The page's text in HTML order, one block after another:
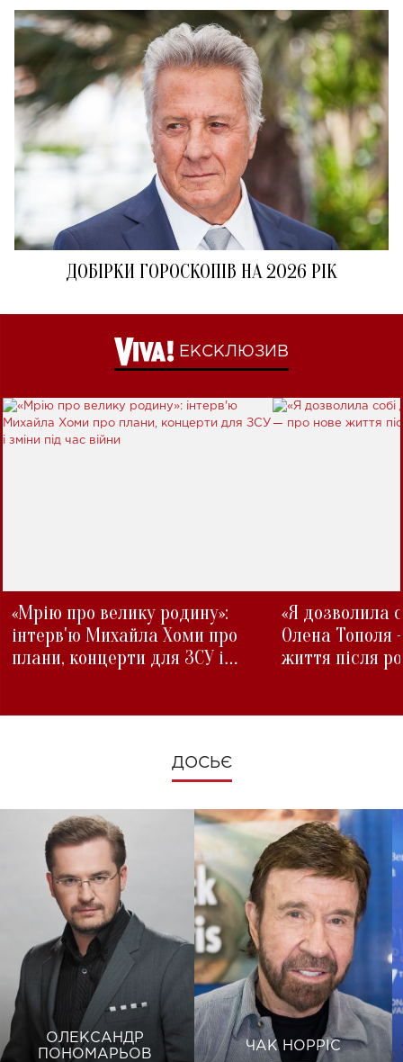
ДОБІРКИ ГОРОСКОПІВ НА 2026 РІК
ЕКСКЛЮЗИВ
«Мрію про велику родину»:
інтерв'ю Михайла Хоми про
плани, концерти для ЗСУ і
«Я дозволила
Олена Тополя
життя після
ДОСЬЄ
ОЛЕКСАНДР
ПОНОМАРЬОВ
ЧАК НОРРІС